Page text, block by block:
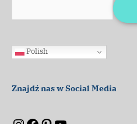
Polish
Znajdź nas w Social Media